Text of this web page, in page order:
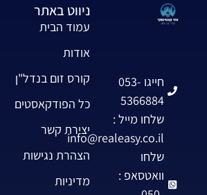
חייגו 053-
5366884
שלחו מייל :
info@realeasy.co.il
שלחו
וואטסאפ :
ניווט באתר
עמוד הבית
אודות
קורס זום בנדל"ן
כל הפודקאסטים
יצירת קשר
הצהרת נגישות
מדיניות